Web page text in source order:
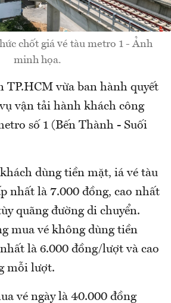
chốt giá vé tàu metro 1 - Ảnh
minh họa.
TP.HCM vừa ban hành quyết
vận tải hành khách công
số 1 (Bến Thành - Suối
dùng tiền mặt, iá vé tàu
nhất là 7.000 đồng, cao nhất
quãng đường di chuyển.
mua vé không dùng tiền
là 6.000 đồng/lượt và cao
mỗi lượt.
vé ngày là 40.000 đồng